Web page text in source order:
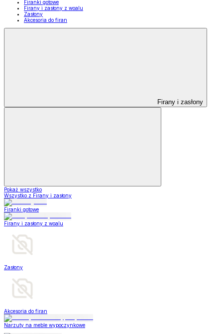
Firanki gotowe
Firany i zasłony z woalu
Zasłony
Akcesoria do firan
Firany i zasłony
Pokaż wszystko
Wszystko z Firany i zasłony
Firanki gotowe
Firany i zasłony z woalu
Zasłony
Akcesoria do firan
Narzuty na meble wypoczynkowe